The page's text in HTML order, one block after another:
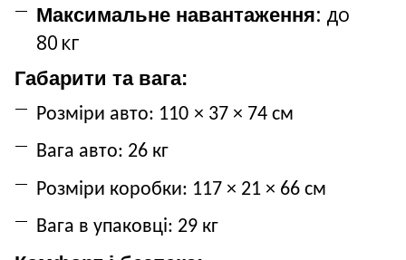
Максимальне навантаження: до
80 кг
Габарити та вага:
Розміри авто: 110 × 37 × 74 см
Вага авто: 26 кг
Розміри коробки: 117 × 21 × 66 см
Вага в упаковці: 29 кг